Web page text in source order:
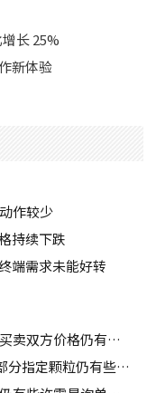
长 25%
新体验
作较少
持续下跌
端需求未能好转
【深圳】仅在部分指定料号有零星询单，买卖双方价格仍有差距
【香港】买家问价动作断断续续，DDR4部分指定颗粒仍有些许询单